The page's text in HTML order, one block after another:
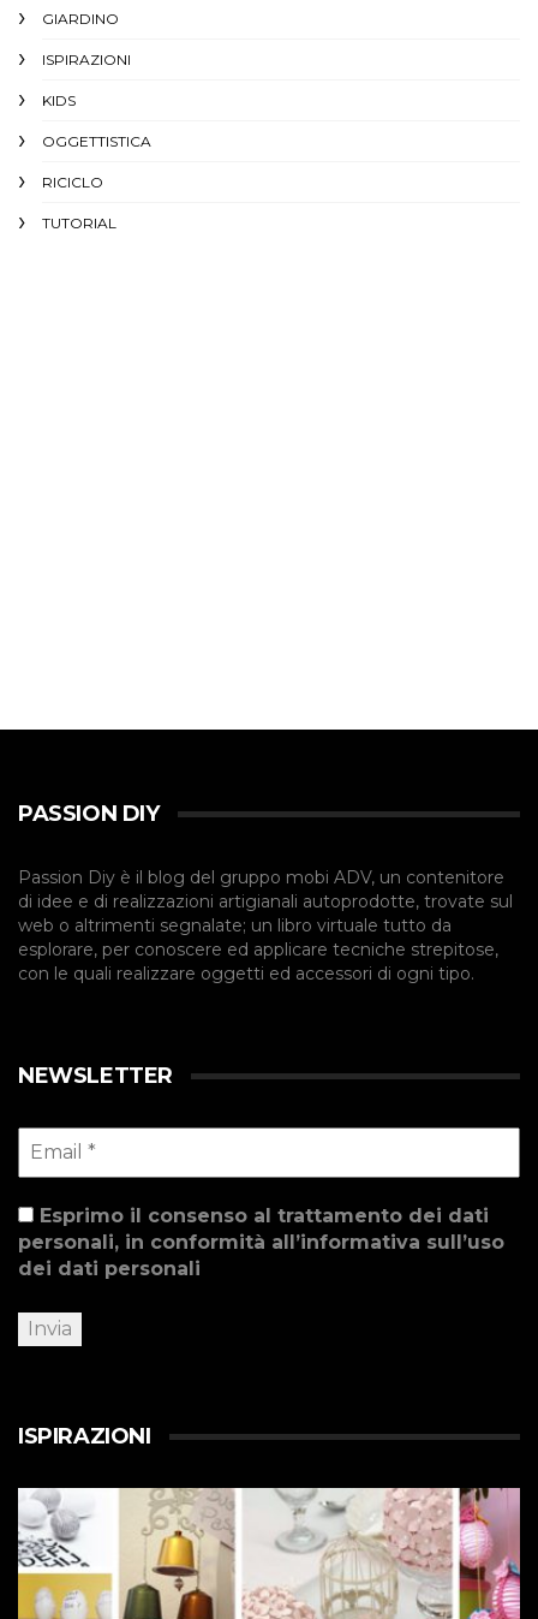
GIARDINO
ISPIRAZIONI
KIDS
OGGETTISTICA
RICICLO
TUTORIAL
PASSION DIY
Passion Diy è il blog del gruppo mobi ADV, un contenitore
di idee e di realizzazioni artigianali autoprodotte, trovate sul
web o altrimenti segnalate; un libro virtuale tutto da
esplorare, per conoscere ed applicare tecniche strepitose,
con le quali realizzare oggetti ed accessori di ogni tipo.
NEWSLETTER
Esprimo il consenso al trattamento dei dati
personali, in conformità all’informativa sull’uso
dei dati personali
ISPIRAZIONI